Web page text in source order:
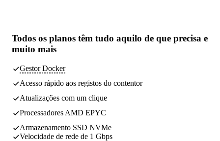
Todos os planos têm tudo aquilo de que precisa e
muito mais
Gestor Docker
Acesso rápido aos registos do contentor
Atualizações com um clique
Processadores AMD EPYC
Armazenamento SSD NVMe
Velocidade de rede de 1 Gbps